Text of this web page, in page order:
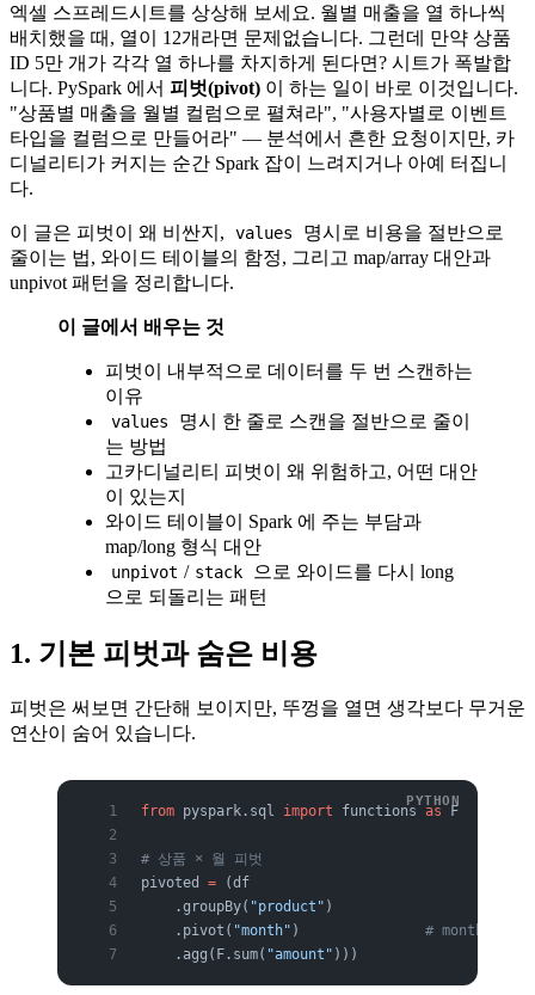
엑셀 스프레드시트를 상상해 보세요. 월별 매출을 열 하나씩
배치했을 때, 열이 12개라면 문제없습니다. 그런데 만약 상품
ID 5만 개가 각각 열 하나를 차지하게 된다면? 시트가 폭발합
니다. PySpark 에서 피벗(pivot) 이 하는 일이 바로 이것입니다.
"상품별 매출을 월별 컬럼으로 펼쳐라", "사용자별로 이벤트
타입을 컬럼으로 만들어라" — 분석에서 흔한 요청이지만, 카
디널리티가 커지는 순간 Spark 잡이 느려지거나 아예 터집니
다.
이 글은 피벗이 왜 비싼지, values
명시로 비용을 절반으로
줄이는 법, 와이드 테이블의 함정, 그리고 map/array 대안과
unpivot 패턴을 정리합니다.
이 글에서 배우는 것
피벗이 내부적으로 데이터를 두 번 스캔하는
이유
values
명시 한 줄로 스캔을 절반으로 줄이
는 방법
고카디널리티 피벗이 왜 위험하고, 어떤 대안
이 있는지
와이드 테이블이 Spark 에 주는 부담과
map/long 형식 대안
unpivot / stack
으로 와이드를 다시 long
으로 되돌리는 패턴
1. 기본 피벗과 숨은 비용
피벗은 써보면 간단해 보이지만, 뚜껑을 열면 생각보다 무거운
연산이 숨어 있습니다.
from pyspark.sql import functions as F
# 상품 × 월 피벗
pivoted = (df
    .groupBy(
"product" )
    .pivot(
"month" ) # month 값들
    .agg(F.sum(
"amount" )))